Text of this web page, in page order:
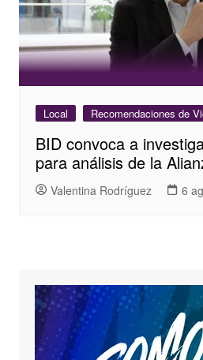
Local Recomendaciones de
BID convoca a
para análisis de la
Valentina Rodríguez 6